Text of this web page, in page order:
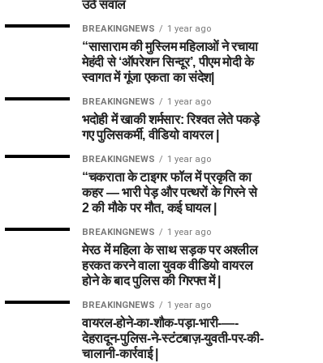
उठे सवाल
BREAKINGNEWS 1 year ago
“सासाराम की मुस्लिम महिलाओं ने रचाया
मेहंदी से ‘ऑपरेशन सिन्दूर’, पीएम मोदी के
स्वागत में गूंजा एकता का संदेश|
BREAKINGNEWS 1 year ago
भदोही में खाकी शर्मसार: रिश्वत लेते पकड़े
गए पुलिसकर्मी, वीडियो वायरल |
BREAKINGNEWS 1 year ago
“चकराता के टाइगर फॉल में प्रकृति का
कहर — भारी पेड़ और पत्थरों के गिरने से
2 की मौके पर मौत, कई घायल |
BREAKINGNEWS 1 year ago
मेरठ में महिला के साथ सड़क पर अश्लील
हरकत करने वाला युवक वीडियो वायरल
होने के बाद पुलिस की गिरफ्त में |
BREAKINGNEWS 1 year ago
वायरल-होने-का-शौक-पड़ा-भारी-—-
देहरादून-पुलिस-ने-स्टंटबाज़-युवती-पर-की-
चालानी-कार्रवाई |